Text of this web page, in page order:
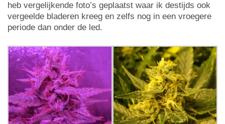
heb vergelijkende foto’s geplaatst waar ik destijds ook
vergeelde bladeren kreeg en zelfs nog in een vroegere
periode dan onder de led.